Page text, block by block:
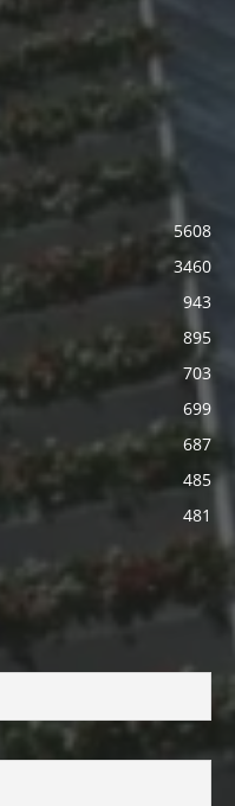
5608
3460
943
895
703
699
687
485
481